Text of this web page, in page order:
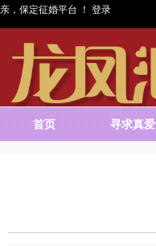
亲，保定征婚平台 ！ 登录
首页 寻求真爱